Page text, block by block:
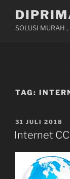
contentSOLUSI MURAH ,
TAG:
POSTED
ON
31 JULI 2018
Internet